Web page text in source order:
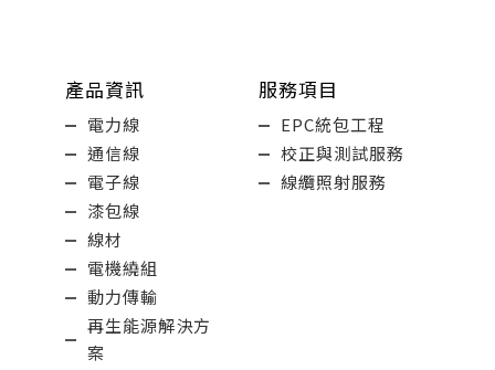
產品資訊
電力線
通信線
電子線
漆包線
線材
電機繞組
動力傳輸
再生能源解決方
案
服務項目
EPC統包工程
校正與測試服務
線纜照射服務